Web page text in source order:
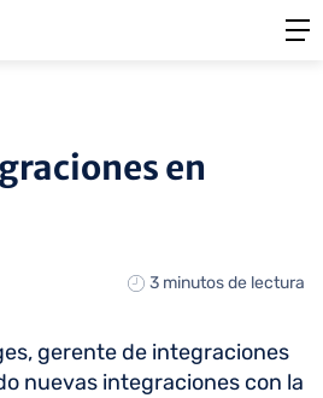
en
3 minutos de lectura
gerente de integraciones
nuevas integraciones con la